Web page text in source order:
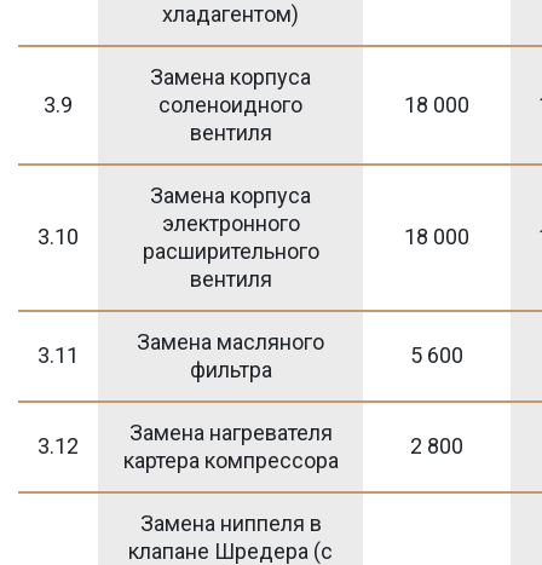
хладагентом)
3.9
Замена корпуса
соленоидного
вентиля
18 000
3.10
Замена корпуса
электронного
расширительного
вентиля
18 000
3.11
Замена масляного
фильтра
5 600
3.12
Замена нагревателя
картера компрессора
2 800
Замена ниппеля в
клапане Шредера (с